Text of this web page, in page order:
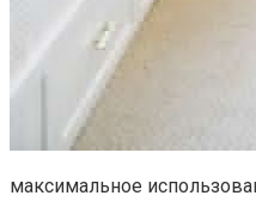
максимальное